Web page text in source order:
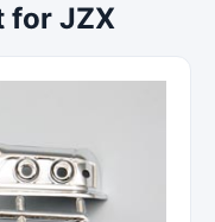
for JZX